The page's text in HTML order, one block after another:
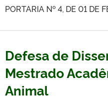
PORTARIA Nº 4, DE 01 DE
Defesa de
Mestrado
Animal